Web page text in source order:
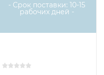
- Срок поставки: 10-15
рабочих дней -